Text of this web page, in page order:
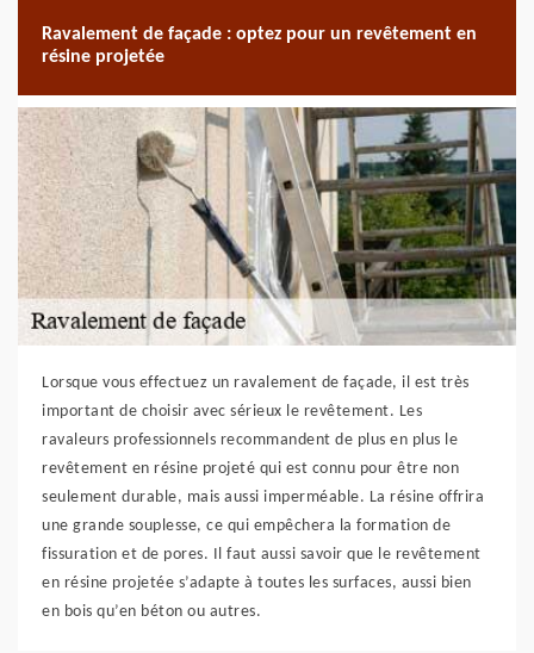
Ravalement de façade : optez pour un revêtement en
résine projetée
Lorsque vous effectuez un ravalement de façade, il est très
important de choisir avec sérieux le revêtement. Les
ravaleurs professionnels recommandent de plus en plus le
revêtement en résine projeté qui est connu pour être non
seulement durable, mais aussi imperméable. La résine offrira
une grande souplesse, ce qui empêchera la formation de
fissuration et de pores. Il faut aussi savoir que le revêtement
en résine projetée s’adapte à toutes les surfaces, aussi bien
en bois qu’en béton ou autres.